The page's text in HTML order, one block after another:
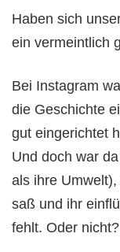
Haben sich
ein vermeintlich
Bei Instagram
die Geschichte
gut eingerichtet
Und doch war
als ihre
saß und ihr
fehlt. Oder